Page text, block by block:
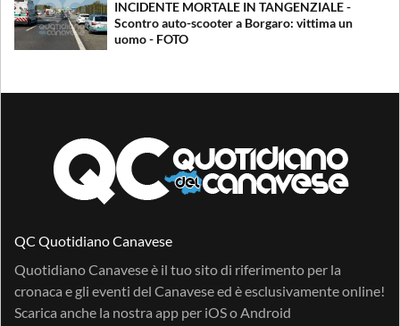
INCIDENTE MORTALE IN TANGENZIALE -
Scontro auto-scooter a Borgaro: vittima un
uomo - FOTO
QC Quotidiano Canavese
Quotidiano Canavese è il tuo sito di riferimento per la
cronaca e gli eventi del Canavese ed è esclusivamente online!
Scarica anche la nostra app per iOSo Android